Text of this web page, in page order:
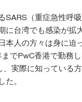
SARS（重症急性呼
に台湾でも感染が拡
本人の方々は身に迫
でPwC香港で勤務
、実際に知っている
た。